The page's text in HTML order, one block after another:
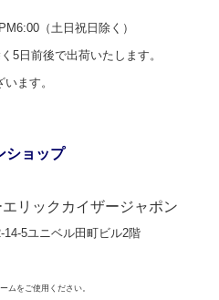
（土日祝日除く）
5日前後で出荷いたします。
ます。
ショップ
リックカイザージャポン
14-5ユニベル田町ビル2階
ムをご使用ください。